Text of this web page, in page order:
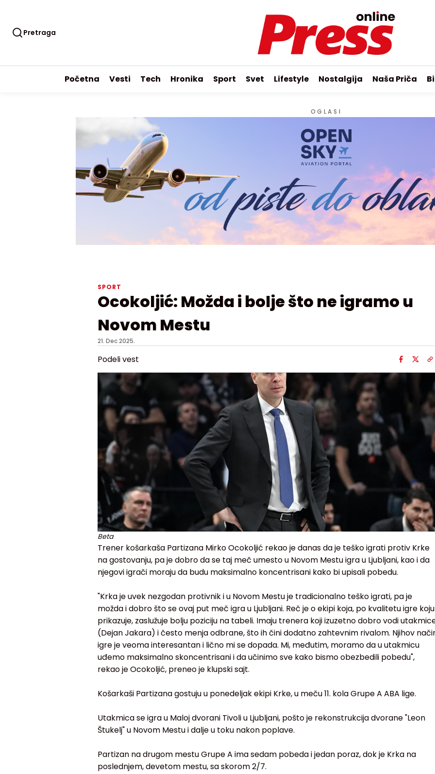
Pretraga
Početna Vesti Tech Hronika Sport Svet Lifestyle Nostalgija Naša Priča
OGLASI
SPORT
Ocokoljić: Možda i bolje što ne igramo u
Novom Mestu
21. Dec 2025.
Podeli vest
Beta
Trener košarkaša Partizana Mirko Ocokoljić rekao je danas da je teško igrati protiv Krke
na gostovanju, pa je dobro da se taj meč umesto u Novom Mestu igra u Ljubljani, kao i da
njegovi igrači moraju da budu maksimalno koncentrisani kako bi upisali pobedu.
"Krka je uvek nezgodan protivnik i u Novom Mestu je tradicionalno teško igrati, pa je
možda i dobro što se ovaj put meč igra u Ljubljani. Reč je o ekipi koja, po kvalitetu igre koju
prikazuje, zaslužuje bolju poziciju na tabeli. Imaju trenera koji izuzetno dobro vodi
(Dejan Jakara) i često menja odbrane, što ih čini dodatno zahtevnim rivalom. Njihov
igre je veoma interesantan i lično mi se dopada. Mi, međutim, moramo da u utakmicu
uđemo maksimalno skoncentrisani i da učinimo sve kako bismo obezbedili pobedu",
rekao je Ocokoljić, preneo je klupski sajt.
Košarkaši Partizana gostuju u ponedeljak ekipi Krke, u meču 11. kola Grupe A ABA lige.
Utakmica se igra u Maloj dvorani Tivoli u Ljubljani, pošto je rekonstrukcija dvorane "Leon
Štukelj" u Novom Mestu i dalje u toku nakon poplave.
Partizan na drugom mestu Grupe A ima sedam pobeda i jedan poraz, dok je Krka na
poslednjem, devetom mestu, sa skorom 2/7.